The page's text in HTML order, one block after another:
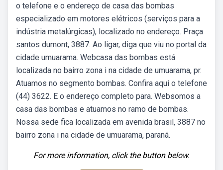
o telefone e o endereço de casa das bombas
especializado em motores elétricos (serviços para a
indústria metalúrgicas), localizado no endereço. Praça
santos dumont, 3887. Ao ligar, diga que viu no portal da
cidade umuarama. Webcasa das bombas está
localizada no bairro zona i na cidade de umuarama, pr.
Atuamos no segmento bombas. Confira aqui o telefone
(44) 3622. E o endereço completo para. Websomos a
casa das bombas e atuamos no ramo de bombas.
Nossa sede fica localizada em avenida brasil, 3887 no
bairro zona i na cidade de umuarama, paraná.
For more information, click the button below.